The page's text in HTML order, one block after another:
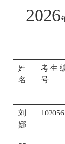
2026
姓
名
考生
号
刘
娜